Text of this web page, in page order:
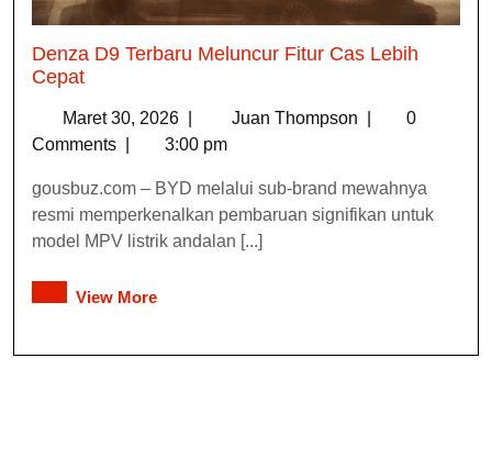
Denza D9 Terbaru Meluncur Fitur Cas Lebih
Cepat
Maret 30, 2026 Juan Thompson
0
Comments
3:00 pm
gousbuz.com – BYD melalui sub-brand mewahnya
resmi memperkenalkan pembaruan signifikan untuk
model MPV listrik andalan [...]
View More